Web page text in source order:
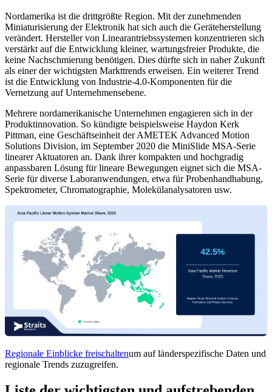
Nordamerika ist die drittgrößte Region. Mit der zunehmenden
Miniaturisierung der Elektronik hat sich auch die Geräteherstellung
verändert. Hersteller von Linearantriebssystemen konzentrieren sich
verstärkt auf die Entwicklung kleiner, wartungsfreier Produkte, die
keine Nachschmierung benötigen. Dies dürfte sich in naher Zukunft
als einer der wichtigsten Markttrends erweisen. Ein weiterer Trend
ist die Entwicklung von Industrie-4.0-Komponenten für die
Vernetzung auf Unternehmensebene.
Mehrere nordamerikanische Unternehmen engagieren sich in der
Produktinnovation. So kündigte beispielsweise Haydon Kerk
Pittman, eine Geschäftseinheit der AMETEK Advanced Motion
Solutions Division, im September 2020 die MiniSlide MSA-Serie
linearer Aktuatoren an. Dank ihrer kompakten und hochgradig
anpassbaren Lösung für lineare Bewegungen eignet sich die MSA-
Serie für diverse Laboranwendungen, etwa für Probenhandhabung,
Spektrometer, Chromatographie, Molekülanalysatoren usw.
Regionale Einblicke freischaltenum auf länderspezifische Daten und
regionale Trends zuzugreifen.